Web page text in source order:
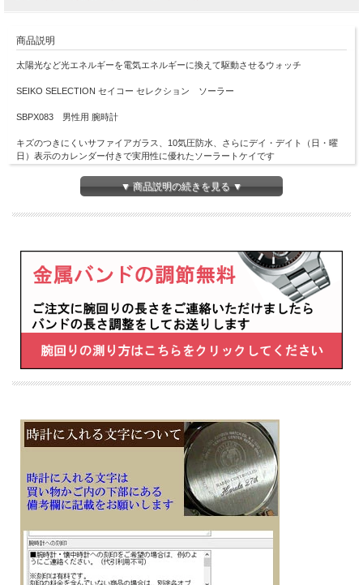
商品説明
太陽光など光エネルギーを電気エネルギーに換えて駆動させるウォッチ
SEIKO SELECTION セイコー セレクション ソーラー
SBPX083 男性用 腕時計
キズのつきにくいサファイアガラス、10気圧防水、さらにデイ・デイト（日・曜
日）表示のカレンダー付きで実用性に優れたソーラートケイです
バンドの中留めにはプッシュ式三つ折り中留めを採用していますので、バンドの中
留めを開くときにあまり力がいらなくなり、着脱が簡単になっています
■月差±15秒
■日常生活防水
■サファイアガラス
■カレンダー（日付＆曜日）機能
■スクリューバック
メッセージ文字名入れ刻印した腕時計を永年勤続 周年記念 皆勤 栄転 定年 退職 誕
生日 入学 成人 卒業 結婚式 ご結婚記念 金婚 銀婚 還暦 白寿 喜寿 米寿 古希 古稀 叙
勲 御祝 ホールインワン 贈り物 ギフト 記念品 プレゼントに
※１０文字分の加工費込みの表示価格です
※在庫ありの時１０日間前後（土日祝日は除く）で発送予定（在庫切れの場合もあ
ります）
※刻印文字はカート内の備考欄に記載ください
▼ 商品説明の続きを見る ▼